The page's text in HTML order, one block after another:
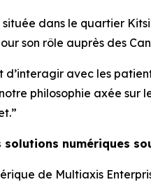
dans le quartier
son rôle auprès des
d’interagir avec les
notre philosophie axée
solutions numériques
de Multiaxis